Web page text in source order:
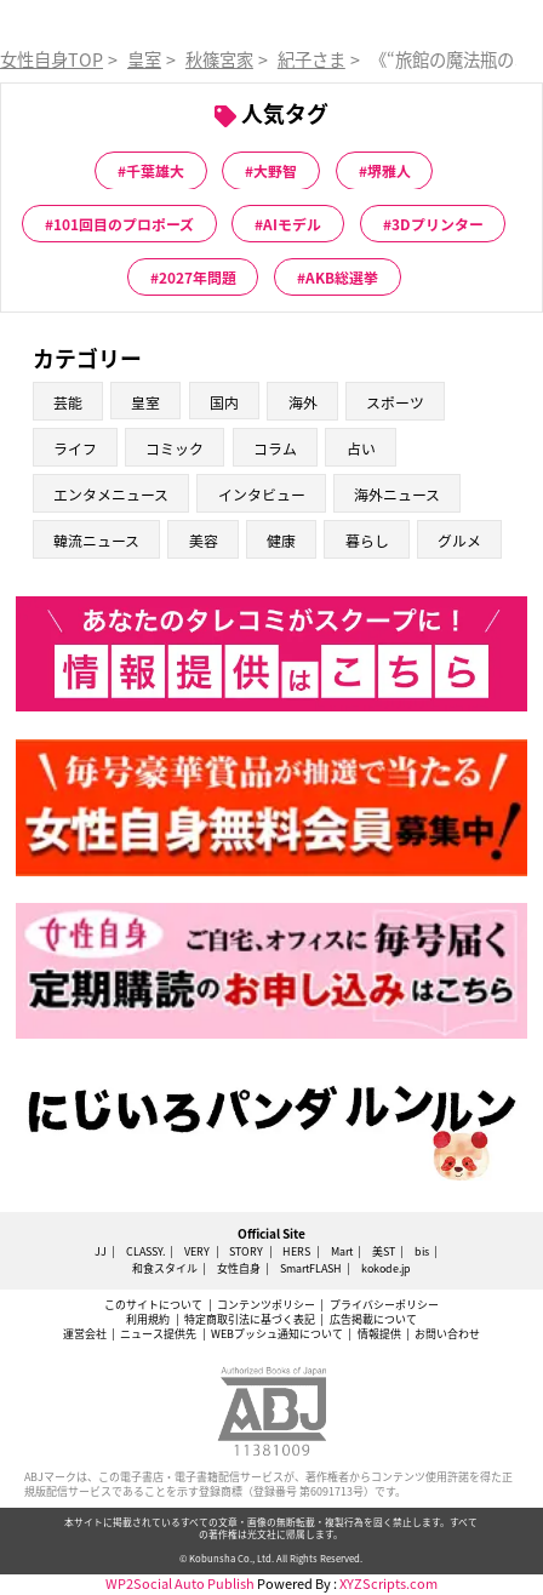
女性自身TOP > 皇室 > 秋篠宮家 > 紀子さま > 《“旅館の魔法瓶の
人気タグ
千葉雄大 大野智 堺雅人
101回目のプロポーズ AIモデル 3Dプリンター
2027年問題 AKB総選挙
カテゴリー
芸能 皇室 国内 海外 スポーツ
ライフ コミック コラム 占い
エンタメニュース インタビュー 海外ニュース
韓流ニュース 美容 健康 暮らし グルメ
Official Site
JJ CLASSY. VERY STORY HERS Mart 美ST
bis
和食スタイル
女性自身 SmartFLASH kokode.jp
このサイトについて コンテンツポリシー
プライバシーポリシー
利用規約
特定商取引法に基づく表記
広告掲載について
運営会社
ニュース提供先 WEBプッシュ通知について 情報提供 お問い合わせ
ABJマークは、この電子書店・電子書籍配信サービスが、著作権者からコンテンツ使用許諾を得た正
規版配信サービスであることを示す登録商標（登録番号 第6091713号）です。
本サイトに掲載されているすべての文章・画像の無断転載・複製行為を固く禁止します。すべて
の著作権は光文社に帰属します。
© Kobunsha Co., Ltd. All Rights Reserved.
WP2Social Auto Publish Powered By :XYZScripts.com